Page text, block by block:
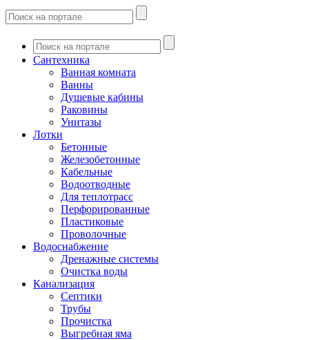
Сантехника
Ванная комната
Ванны
Душевые кабины
Раковины
Унитазы
Лотки
Бетонные
Железобетонные
Кабельные
Водоотводные
Для теплотрасс
Перфорированные
Пластиковые
Проволочные
Водоснабжение
Дренажные системы
Очистка воды
Канализация
Септики
Трубы
Прочистка
Выгребная яма